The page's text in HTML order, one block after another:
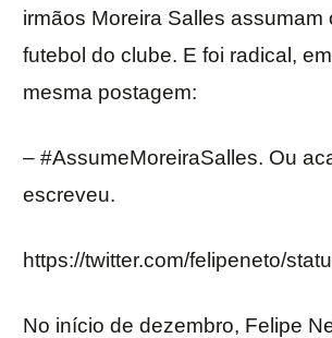
irmãos Moreira Salles assumam
futebol do clube. E foi radical,
mesma postagem:
– #AssumeMoreiraSalles. Ou
escreveu.
https://twitter.com/felipeneto/
No início de dezembro, Felipe